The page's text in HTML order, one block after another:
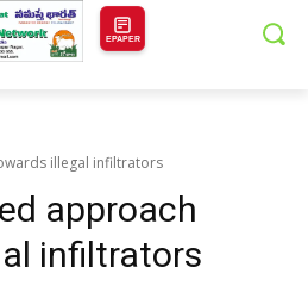
EPAPER
illegal infiltrators
approach
infiltrators